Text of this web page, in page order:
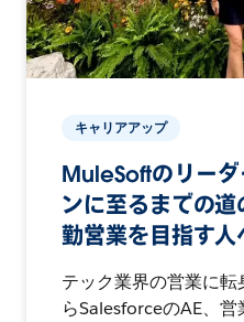
キャリアアップ
MuleSoftのリー
ンに至るまでの
勤営業を目指す
テック業界の営業に
らSalesforceのAE、